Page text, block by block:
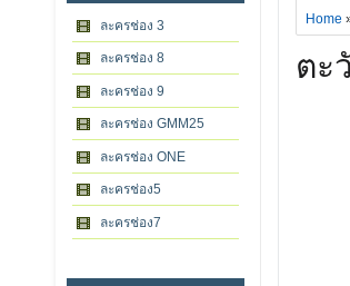
ละครช่อง 3
ละครช่อง 8
ละครช่อง 9
ละครช่อง GMM25
ละครช่อง ONE
ละครช่อง5
ละครช่อง7
Home
ตะ